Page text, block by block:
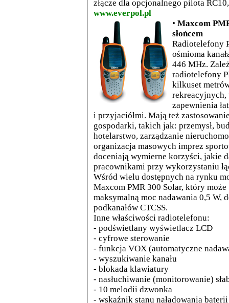
złącze dla opcjonalnego pilota
www.everpol.pl
• Maxcom
słońcem
Radiotelefony
ośmioma
446 MHz.
radiotelefony
kilkuset
rekreacyjnych,
zapewnienia
i przyjaciółmi. Mają też
gospodarki, takich jak: przemysł,
hotelarstwo, zarządzanie
organizacja masowych imprez
doceniają wymierne korzyści, jakie
pracownikami przy wykorzystaniu
Wśród wielu dostępnych na rynku
Maxcom PMR 300 Solar, który
maksymalną moc nadawania 0,5 W,
podkanałów CTCSS.
Inne właściwości radiotelefonu:
- podświetlany wyświetlacz LCD
- cyfrowe sterowanie
- funkcja VOX (automatyczne
- wyszukiwanie kanału
- blokada klawiatury
- nasłuchiwanie (monitorowanie)
- 10 melodii dzwonka
- wskaźnik stanu naładowania baterii